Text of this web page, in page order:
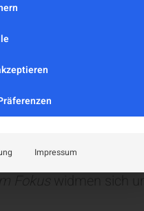
Fokus
widmen sich
Impressum